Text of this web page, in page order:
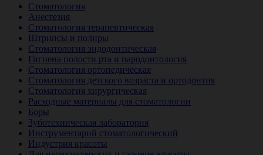
Стоматология
Анестезия
Стоматология терапевтическая
Штрипсы и полиры
Стоматология эндодонтическая
Гигиена полости рта и пародонтология
Стоматология ортопедическая
Стоматология детского возраста и ортодонтия
Стоматология хирургическая
Расходные материалы для стоматологии
Боры
Зуботехническая лаборатория
Инструментарий стоматологический
Индустрия красоты